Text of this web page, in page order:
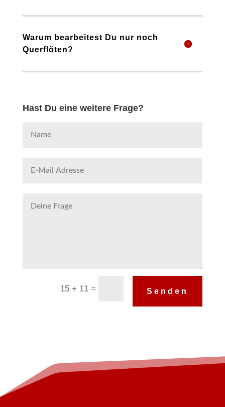
Warum bearbeitest Du nur noch
Querflöten?
Hast Du eine weitere Frage?
15 + 11 = Senden